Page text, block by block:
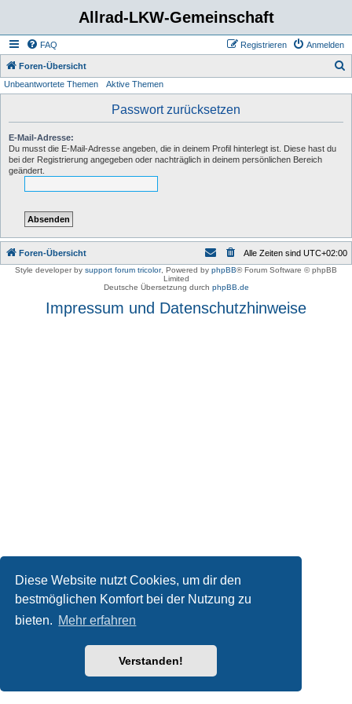
Diese Website nutzt Cookies, um dir den
bestmöglichen Komfort bei der Nutzung zu
bieten. Mehr erfahren
Verstanden!
Allrad-LKW-Gemeinschaft
FAQ Anmelden
Registrieren
Foren-Übersicht
Unbeantwortete Themen Aktive Themen
Passwort zurücksetzen
E-Mail-Adresse:
Du musst die E-Mail-Adresse angeben, die in deinem Profil hinterlegt ist. Diese hast du
bei der Registrierung angegeben oder nachträglich in deinem persönlichen Bereich
geändert.
Foren-Übersicht Alle Zeiten sind UTC+02:00
Style developer by support forum tricolor, Powered by phpBB® Forum Software © phpBB
Limited
Deutsche Übersetzung durch phpBB.de
Impressum und Datenschutzhinweise